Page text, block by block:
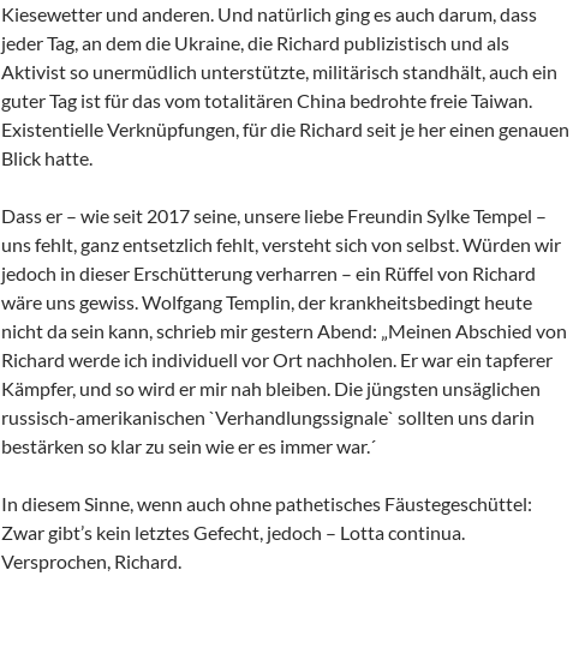
Kiesewetter und anderen. Und natürlich ging es auch darum, dass
jeder Tag, an dem die Ukraine, die Richard publizistisch und als
Aktivist so unermüdlich unterstützte, militärisch standhält, auch ein
guter Tag ist für das vom totalitären China bedrohte freie Taiwan.
Existentielle Verknüpfungen, für die Richard seit je her einen genauen
Blick hatte.
Dass er – wie seit 2017 seine, unsere liebe Freundin Sylke Tempel –
uns fehlt, ganz entsetzlich fehlt, versteht sich von selbst. Würden wir
jedoch in dieser Erschütterung verharren – ein Rüffel von Richard
wäre uns gewiss. Wolfgang Templin, der krankheitsbedingt heute
nicht da sein kann, schrieb mir gestern Abend: „Meinen Abschied von
Richard werde ich individuell vor Ort nachholen. Er war ein tapferer
Kämpfer, und so wird er mir nah bleiben. Die jüngsten unsäglichen
russisch-amerikanischen `Verhandlungssignale` sollten uns darin
bestärken so klar zu sein wie er es immer war.´
In diesem Sinne, wenn auch ohne pathetisches Fäustegeschüttel:
Zwar gibt’s kein letztes Gefecht, jedoch – Lotta continua.
Versprochen, Richard.